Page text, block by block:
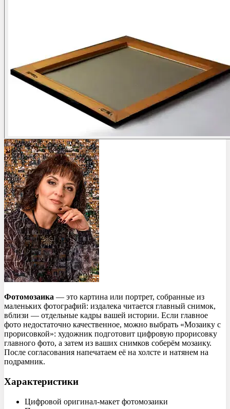
Фотомозаика — это картина или портрет, собранные из
маленьких фотографий: издалека читается главный снимок,
вблизи — отдельные кадры вашей истории. Если главное
фото недостаточно качественное, можно выбрать «Мозаику с
прорисовкой»: художник подготовит цифровую прорисовку
главного фото, а затем из ваших снимков соберём мозаику.
После согласования напечатаем её на холсте и натянем на
подрамник.
Характеристики
Цифровой оригинал-макет фотомозаики